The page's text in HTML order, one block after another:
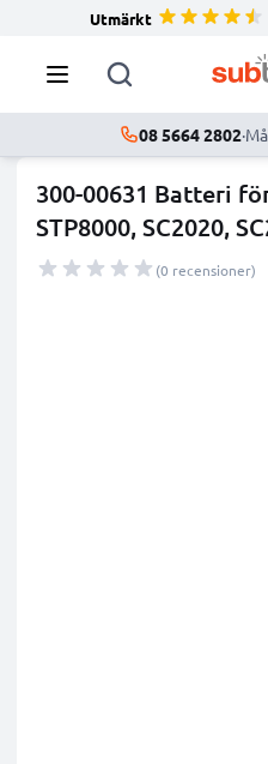
Utmärkt
08 5664 2802·
300-00631 Batteri
STP8000, SC2020,
(0 recensioner)